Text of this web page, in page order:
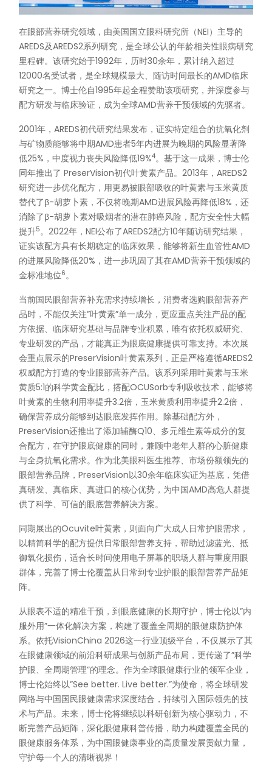
在眼部营养研究领域，由美国国立眼科研究所（NEI）主导的
AREDS及AREDS2系列研究，是全球公认的年龄相关性眼病研究
里程碑。该研究始于1992年，历时30余年，累计纳入超过
12000名受试者，是全球规模最大、随访时间最长的AMD临床
研究之一。博士伦自1995年起全程赞助该项研究，并深度参与
配方研发与临床验证，成为全球AMD营养干预领域的先驱者。
2001年，AREDS初代研究结果发布，证实特定组合的抗氧化剂
与矿物质能够将中期AMD患者5年内进展为晚期的风险显著降
低25%，中度视力丧失风险降低19%4。基于这一成果，博士伦
同年推出了 PreserVision初代叶黄素产品。2013年，AREDS2
研究进一步优化配方，用更易被眼部吸收的叶黄素与玉米黄质
替代了β-胡萝卜素，不仅将晚期AMD进展风险再降低18%，还
消除了β-胡萝卜素对吸烟者的潜在肺癌风险，配方安全性大幅
提升5。2022年，NEI公布了AREDS2配方10年随访研究结果，
证实该配方具有长期稳定的临床效果，能够将新生血管性AMD
的进展风险降低20%，进一步巩固了其在AMD营养干预领域的
金标准地位6。
当前国民眼部营养补充需求持续增长，消费者选购眼部营养产
品时，不能仅关注”叶黄素”单一成分，更应重点关注产品的配
方依据、临床研究基础与品牌专业积累，唯有依托权威研究、
专业研发的产品，才能真正为眼底健康提供可靠支持。本次展
会重点展示的PreserVision叶黄素系列，正是严格遵循AREDS2
权威配方打造的专业眼部营养产品。该系列采用叶黄素与玉米
黄质5:1的科学黄金配比，搭配OCUSorb专利吸收技术，能够将
叶黄素的生物利用率提升3.2倍，玉米黄质利用率提升2.2倍，
确保营养成分能够到达眼底发挥作用。除基础配方外，
PreserVision还推出了添加辅酶Q10、多元维生素等成分的复
合配方，在守护眼底健康的同时，兼顾中老年人群的心脏健康
与全身抗氧化需求。作为北美眼科医生推荐、市场份额领先的
眼部营养品牌，PreserVision以30余年临床实证为基底，凭借
真研发、真临床、真进口的核心优势，为中国AMD高危人群提
供了科学、可信的眼底营养解决方案。
同期展出的Ocuvite叶黄素，则面向广大成人日常护眼需求，
以精简科学的配方提供日常眼部营养支持，帮助过滤蓝光、抵
御氧化损伤，适合长时间使用电子屏幕的职场人群与重度用眼
群体，完善了博士伦覆盖从日常到专业护眼的眼部营养产品矩
阵。
从眼表不适的精准干预，到眼底健康的长期守护，博士伦以”内
服外用”一体化解决方案，构建了覆盖全周期的眼健康防护体
系。依托VisionChina 2026这一行业顶级平台，不仅展示了其
在眼健康领域的前沿科研成果与创新产品布局，更传递了”科学
护眼、全周期管理”的理念。作为全球眼健康行业的领军企业，
博士伦始终以”See better. Live better.”为使命，将全球研发
网络与中国国民眼健康需求深度结合，持续引入国际领先的技
术与产品。未来，博士伦将继续以科研创新为核心驱动力，不
断完善产品矩阵，深化眼健康科普传播，助力构建覆盖全民的
眼健康服务体系，为中国眼健康事业的高质量发展贡献力量，
守护每一个人的清晰视界！